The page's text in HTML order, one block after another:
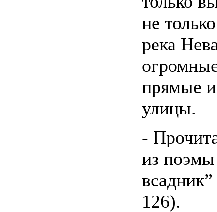
не
река
прямые
улицы.
-
из
126).